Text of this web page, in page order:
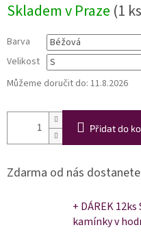
cena:
Skladem v Praze (1
Barva
Velikost
Můžeme doručit do: 11.8.2026
Přidat do
Zdarma od nás dostanete
+ DÁREK
kamínkyv